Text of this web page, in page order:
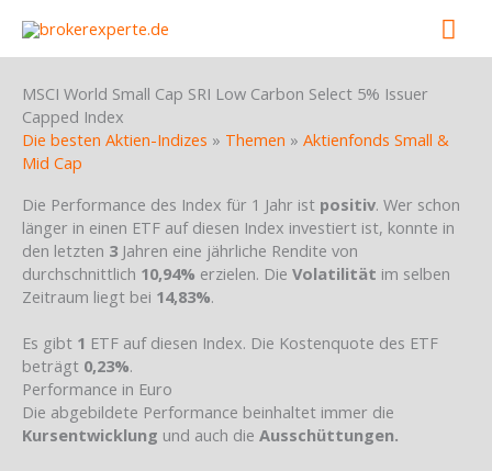
content
MSCI World Small Cap SRI Low Carbon Select 5% Issuer
Capped Index
Die besten Aktien-Indizes » Themen » Aktienfonds Small &
Mid Cap
Die Performance des Index für 1 Jahr ist positiv. Wer schon
länger in einen ETF auf diesen Index investiert ist, konnte in
den letzten 3 Jahren eine jährliche Rendite von
durchschnittlich 10,94% erzielen. Die Volatilität im selben
Zeitraum liegt bei 14,83%.
Es gibt 1 ETF auf diesen Index. Die Kostenquote des ETF
beträgt 0,23%.
Performance in Euro
Die abgebildete Performance beinhaltet immer die
Kursentwicklung und auch die Ausschüttungen.